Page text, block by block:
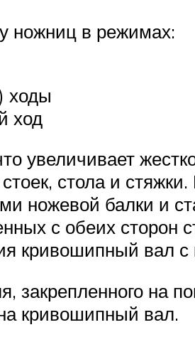
ножниц в режимах:
ходы
ход
увеличивает
стола и
ножевой балки и
с обеих сторон
кривошипный вал
закрепленного на
кривошипный вал.